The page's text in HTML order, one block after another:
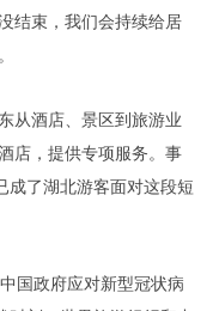
结束，我们会持续给居
从酒店、景区到旅游业
店，提供专项服务。事
成了湖北游客面对这段短
国政府应对新型冠状病